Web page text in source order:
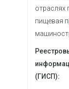
отраслях
пищевая
(ГИСП):